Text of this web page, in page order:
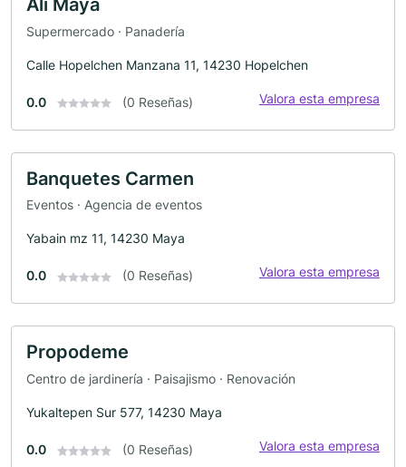
Ali Maya
Supermercado · Panadería
Calle Hopelchen Manzana 11, 14230 Hopelchen
0.0 (0 Reseñas) Valora esta empresa
Banquetes Carmen
Eventos · Agencia de eventos
Yabain mz 11, 14230 Maya
0.0 (0 Reseñas) Valora esta empresa
Propodeme
Centro de jardinería · Paisajismo · Renovación
Yukaltepen Sur 577, 14230 Maya
0.0 (0 Reseñas) Valora esta empresa